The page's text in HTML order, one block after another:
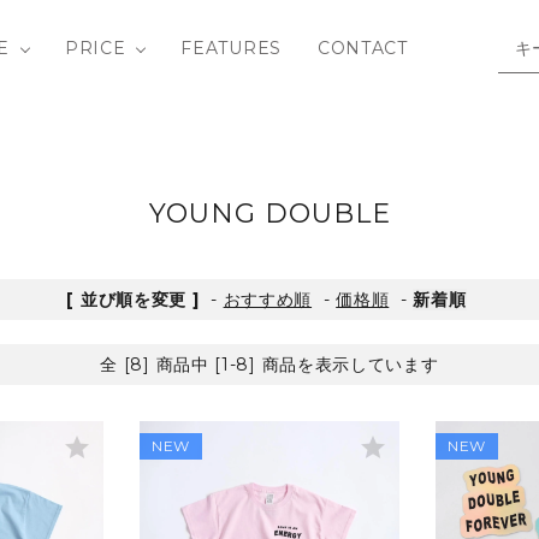
BAG / GOODS
fin & vince
MATONA
in the House Phil&Phae
SOUVENIRS / B
PRICE FEATURES CONTACT
YOUNG DOUBLE
[ 並び順を変更 ] - おすすめ順 -価格順 -新着順
全 [8] 商品中 [1-8] 商品を表示しています
star NEW star NEW